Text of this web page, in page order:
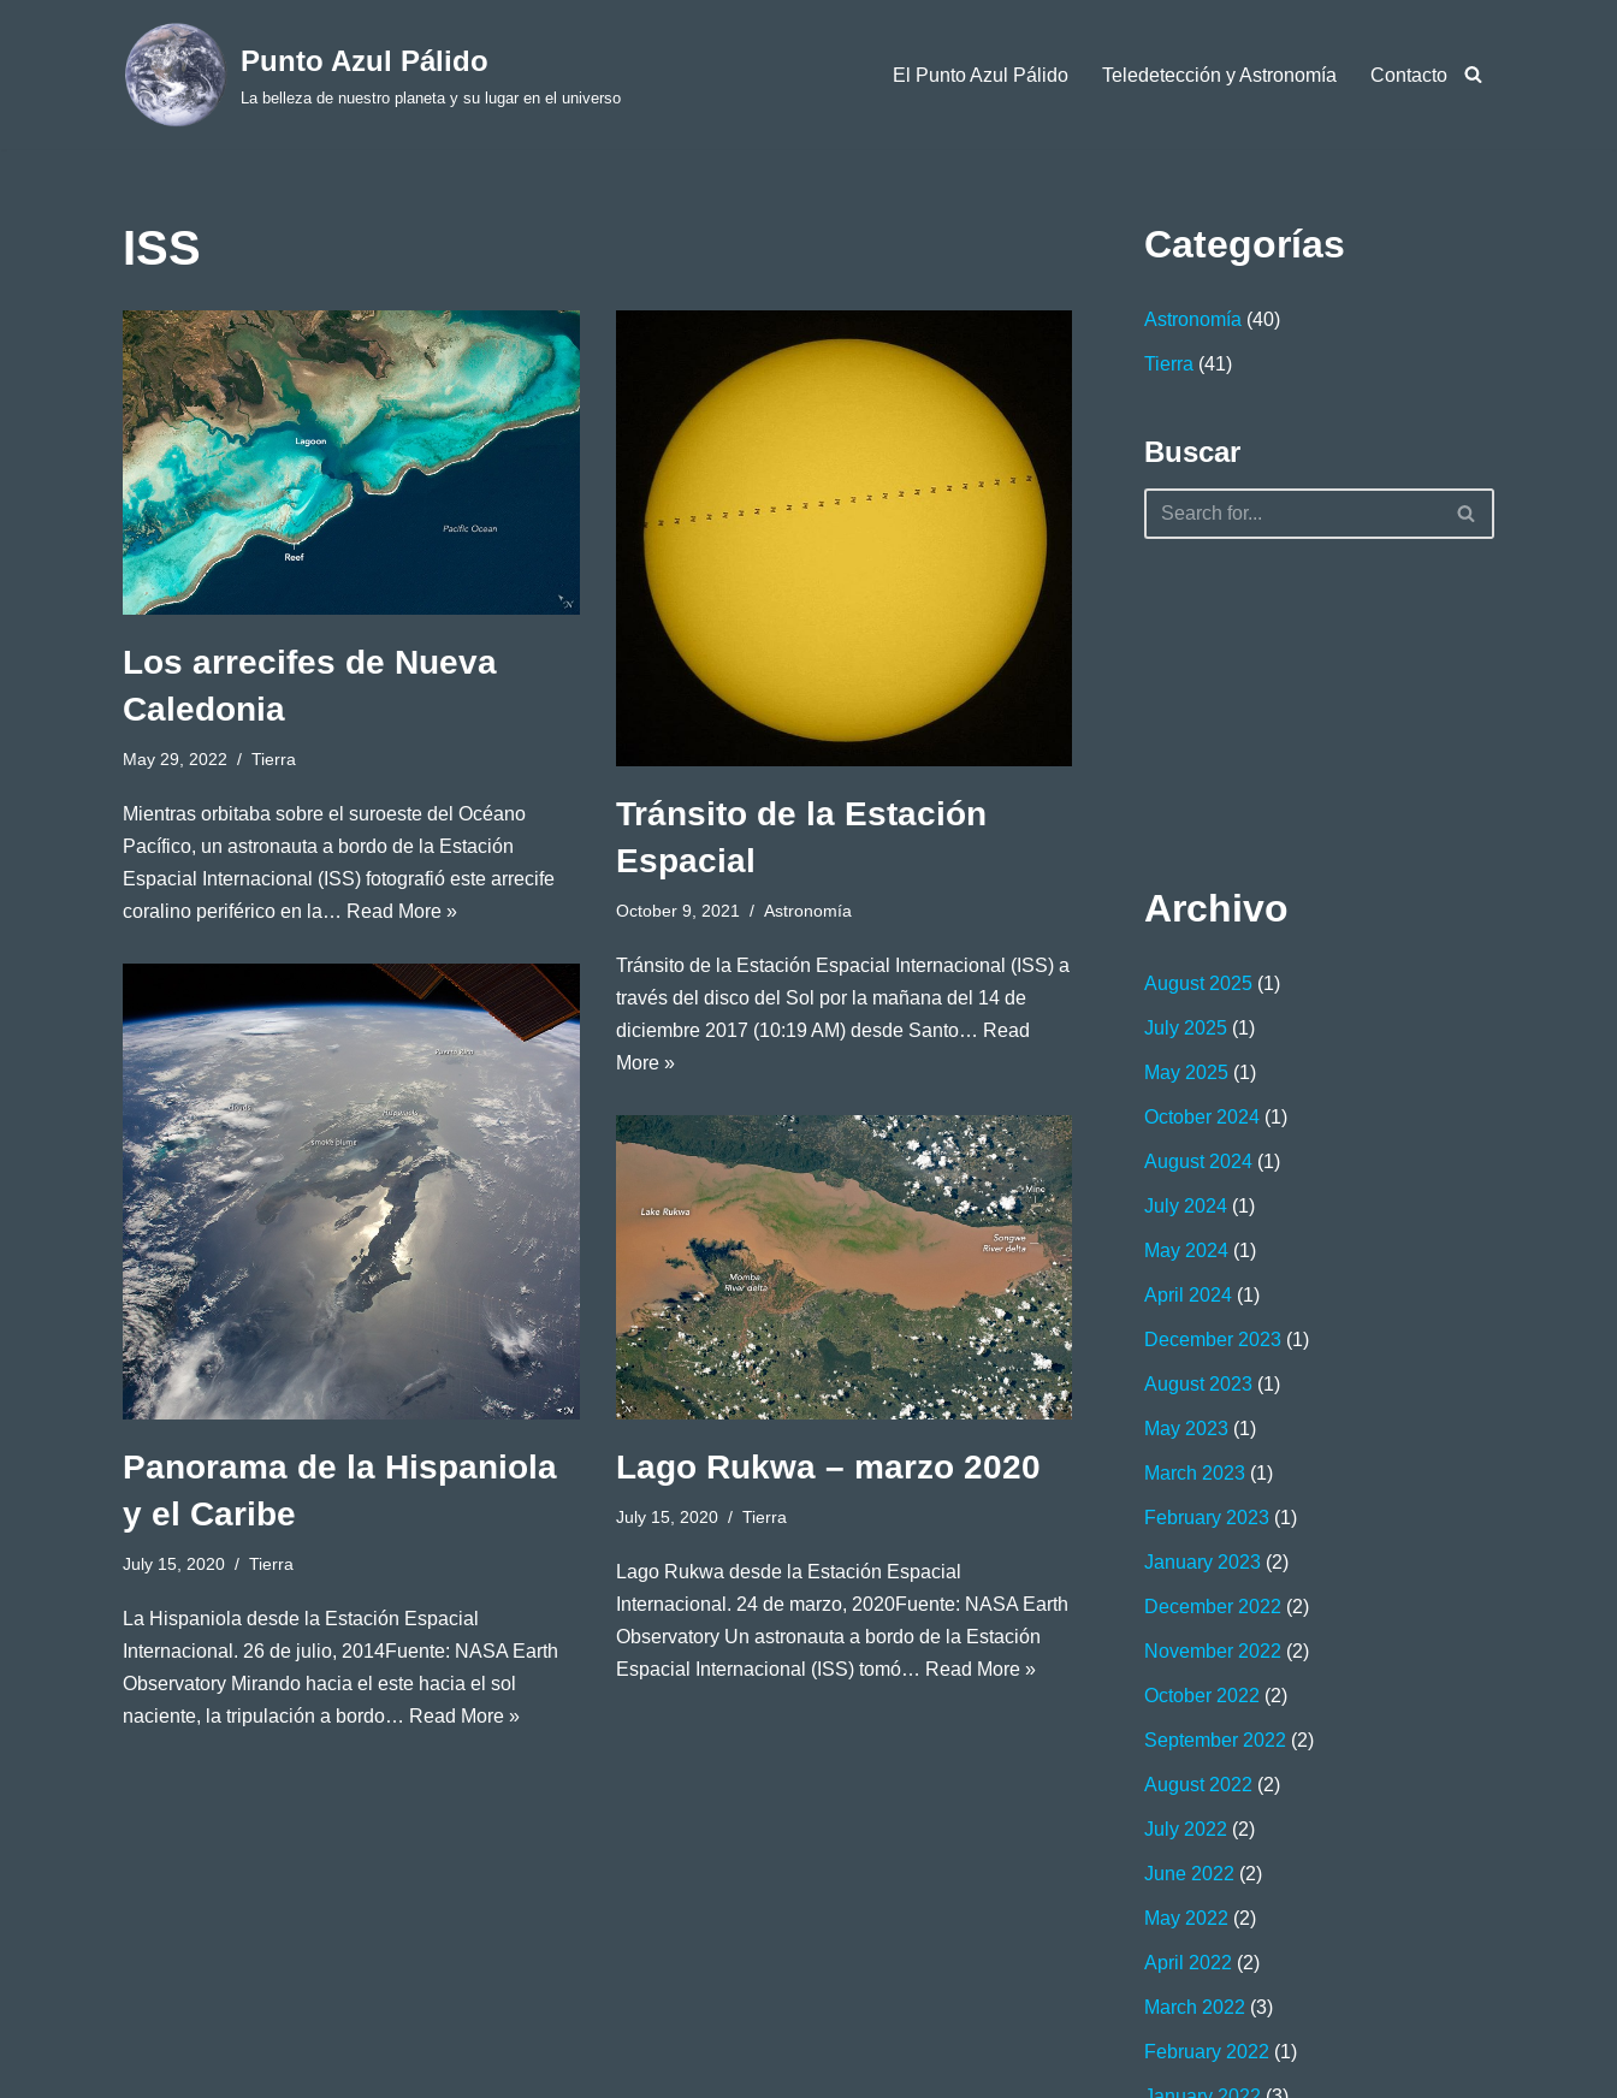
Punto Azul Pálido
La belleza de nuestro planeta y su lugar en el universo
El Punto Azul Pálido Teledetección y Astronomía Contacto
ISS
Los arrecifes de Nueva
Caledonia
May 29, 2022 Tierra
Mientras orbitaba sobre el suroeste del Océano
Pacífico, un astronauta a bordo de la Estación
Espacial Internacional (ISS) fotografió este arrecife
coralino periférico en la… Read More »
Tránsito de la Estación
Espacial
October 9, 2021 Astronomía
Tránsito de la Estación Espacial Internacional (ISS) a
través del disco del Sol por la mañana del 14 de
diciembre 2017 (10:19 AM) desde Santo… Read
More »
Panorama de la Hispaniola
y el Caribe
July 15, 2020 Tierra
La Hispaniola desde la Estación Espacial
Internacional. 26 de julio, 2014Fuente: NASA Earth
Observatory Mirando hacia el este hacia el sol
naciente, la tripulación a bordo… Read More »
Lago Rukwa – marzo 2020
July 15, 2020 Tierra
Lago Rukwa desde la Estación Espacial
Internacional. 24 de marzo, 2020Fuente: NASA Earth
Observatory Un astronauta a bordo de la Estación
Espacial Internacional (ISS) tomó… Read More »
Categorías
Astronomía (40)
Tierra (41)
Buscar
Archivo
August 2025 (1)
July 2025 (1)
May 2025 (1)
October 2024 (1)
August 2024 (1)
July 2024 (1)
May 2024 (1)
April 2024 (1)
December 2023 (1)
August 2023 (1)
May 2023 (1)
March 2023 (1)
February 2023 (1)
January 2023 (2)
December 2022 (2)
November 2022 (2)
October 2022 (2)
September 2022 (2)
August 2022 (2)
July 2022 (2)
June 2022 (2)
May 2022 (2)
April 2022 (2)
March 2022 (3)
February 2022 (1)